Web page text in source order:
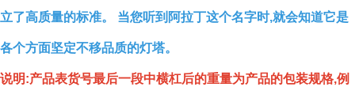
立了高质量的标准。 当您听到阿拉丁这个名字时,就会知道它是
各个方面坚定不移品质的灯塔。
说明:产品表货号最后一段中横杠后的重量为产品的包装规格,例